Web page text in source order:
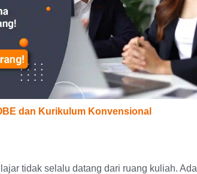
dan Kurikulum Konvensional
tidak selalu datang dari ruang kuliah. Ada